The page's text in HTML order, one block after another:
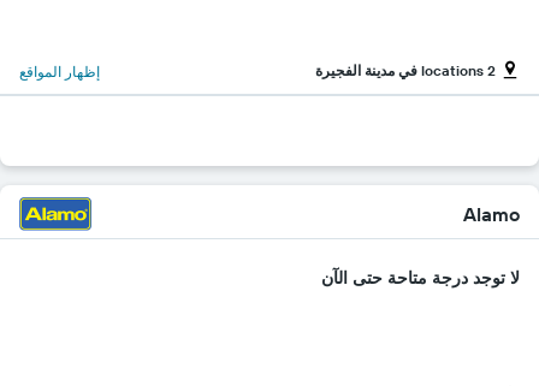
2 locations في مدينة الفجيرة إظهار المواقع
Alamo
لا توجد درجة متاحة حتى الآن